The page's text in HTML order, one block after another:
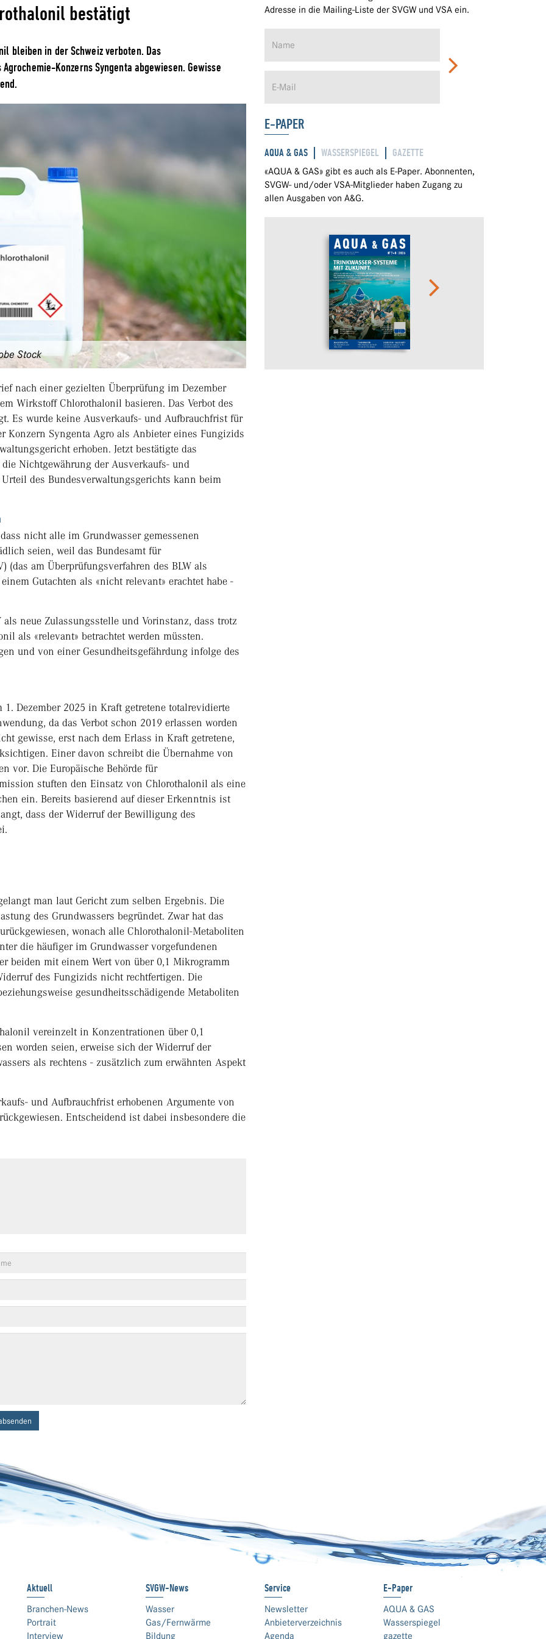
bestätigt
bleiben in der Schweiz verboten. Das
Konzerns Syngenta abgewiesen. Gewisse
Stock
nach einer gezielten Überprüfung im Dezember
Wirkstoff Chlorothalonil basieren. Das Verbot des
Es wurde keine Ausverkaufs- und Aufbrauchfrist für
Konzern Syngenta Agro als Anbieter eines Fungizids
erhoben. Jetzt bestätigte das
Nichtgewährung der Ausverkaufs- und
des Bundesverwaltungsgerichts kann beim
nicht alle im Grundwasser gemessenen
seien, weil das Bundesamt für
(das am Überprüfungsverfahren des BLW als
Gutachten als «nicht relevant» erachtet habe -
neue Zulassungsstelle und Vorinstanz, dass trotz
als «relevant» betrachtet werden müssten.
und von einer Gesundheitsgefährdung infolge des
Dezember 2025 in Kraft getretene totalrevidierte
da das Verbot schon 2019 erlassen worden
gewisse, erst nach dem Erlass in Kraft getretene,
Einer davon schreibt die Übernahme von
vor. Die Europäische Behörde für
stuften den Einsatz von Chlorothalonil als eine
ein. Bereits basierend auf dieser Erkenntnis ist
dass der Widerruf der Bewilligung des
man laut Gericht zum selben Ergebnis. Die
des Grundwassers begründet. Zwar hat das
wonach alle Chlorothalonil-Metaboliten
die häufiger im Grundwasser vorgefundenen
beiden mit einem Wert von über 0,1 Mikrogramm
des Fungizids nicht rechtfertigen. Die
gesundheitsschädigende Metaboliten
vereinzelt in Konzentrationen über 0,1
worden seien, erweise sich der Widerruf der
als rechtens - zusätzlich zum erwähnten Aspekt
und Aufbrauchfrist erhobenen Argumente von
Entscheidend ist dabei insbesondere die
Adresse in die Mailing-Liste der SVGW und VSA ein.
E-PAPER
AQUA & GAS WASSERSPIEGEL GAZETTE
«AQUA & GAS» gibt es auch als E-Paper. Abonnenten,
SVGW- und/oder VSA-Mitglieder haben Zugang zu
allen Ausgaben von A&G.
Aktuell
Branchen-News
Portrait
Interview
SVGW-News
Wasser
Gas/Fernwärme
Bildung
Service
Newsletter
Anbieterverzeichnis
Agenda
E-Paper
AQUA & GAS
Wasserspiegel
gazette